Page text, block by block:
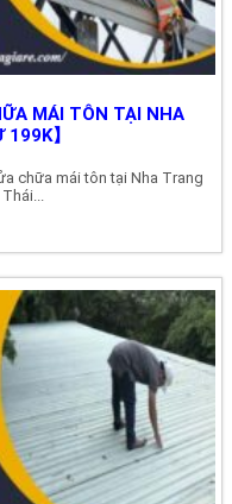
MÁI TÔN TẠI NHA
】
chữa mái tôn tại Nha Trang